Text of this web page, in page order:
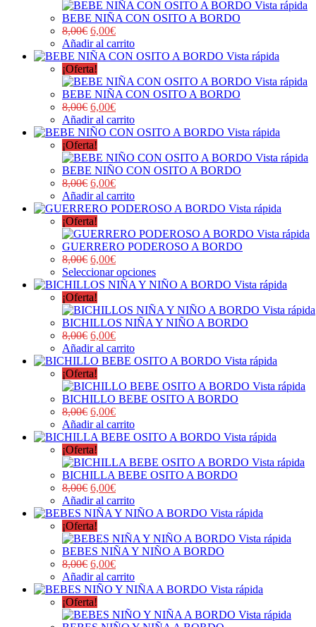
Vista rápida
BEBE NIÑA CON OSITO A BORDO
8,00€ 6,00€
Añadir al carrito
Vista rápida
¡Oferta!
Vista rápida
BEBE NIÑA CON OSITO A BORDO
8,00€ 6,00€
Añadir al carrito
Vista rápida
¡Oferta!
Vista rápida
BEBE NIÑO CON OSITO A BORDO
8,00€ 6,00€
Añadir al carrito
Vista rápida
¡Oferta!
Vista rápida
GUERRERO PODEROSO A BORDO
8,00€ 6,00€
Seleccionar opciones
Vista rápida
¡Oferta!
Vista rápida
BICHILLOS NIÑA Y NIÑO A BORDO
8,00€ 6,00€
Añadir al carrito
Vista rápida
¡Oferta!
Vista rápida
BICHILLO BEBE OSITO A BORDO
8,00€ 6,00€
Añadir al carrito
Vista rápida
¡Oferta!
Vista rápida
BICHILLA BEBE OSITO A BORDO
8,00€ 6,00€
Añadir al carrito
Vista rápida
¡Oferta!
Vista rápida
BEBES NIÑA Y NIÑO A BORDO
8,00€ 6,00€
Añadir al carrito
Vista rápida
¡Oferta!
Vista rápida